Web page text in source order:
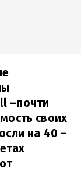
–почти
своих
на 40 –